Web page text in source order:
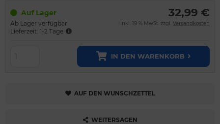
Auf Lager
Ab Lager verfügbar
Lieferzeit: 1-2 Tage
32,99 €
inkl. 19 % MwSt. zzgl. Versandkosten
IN DEN WARENKORB
AUF DEN WUNSCHZETTEL
WEITERSAGEN